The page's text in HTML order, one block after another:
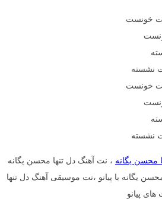
خونست
نشسته
خونست
نشسته
محسن یگانه ، نت آهنگ دل تنها محسن یگانه
یگانه با پیانو ،نت موسیقی آهنگ دل تنها
پیانو